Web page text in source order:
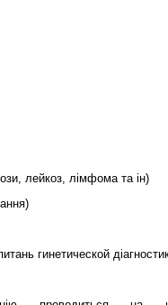
лейкоз, лімфома та ін)
гинетической